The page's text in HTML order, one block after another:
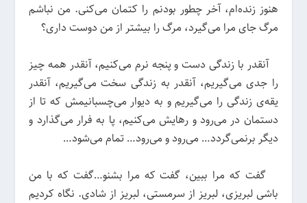
هنوز زنده‌ام، آخر چطور بودنم را کتمان می‌کنی. من نباشم
مرگ جای مرا می‌گیرد، مرگ را بیشتر از من دوست داری؟
آنقدر با زندگی دست و پنجه نرم می‌کنیم، آنقدر همه چیز
را جدی می‌گیریم، آنقدر به زندگی سخت می‌گیریم، آنقدر
یقه‌ی زندگی را می‌گیریم و به دیوار می‌چسبانیمش که تا از
دستمان در می‌رود و رهایش می‌کنیم، پا به فرار می‌گذارد و
دیگر برنمی‌گردد… می‌رود و می‌رود… تمام می‌شود…
گفت که مرا ببین، گفت که مرا بشنو…گفت که با من
باشی لبریزی، لبریز از سرمستی، لبریز از شادی. نگاه کردیم